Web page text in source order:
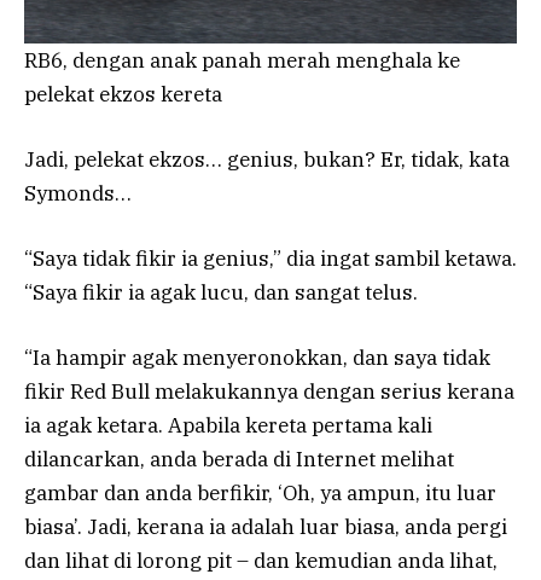
RB6, dengan anak panah merah menghala ke
pelekat ekzos kereta
Jadi, pelekat ekzos… genius, bukan? Er, tidak, kata
Symonds…
“Saya tidak fikir ia genius,” dia ingat sambil ketawa.
“Saya fikir ia agak lucu, dan sangat telus.
“Ia hampir agak menyeronokkan, dan saya tidak
fikir Red Bull melakukannya dengan serius kerana
ia agak ketara. Apabila kereta pertama kali
dilancarkan, anda berada di Internet melihat
gambar dan anda berfikir, ‘Oh, ya ampun, itu luar
biasa’. Jadi, kerana ia adalah luar biasa, anda pergi
dan lihat di lorong pit – dan kemudian anda lihat,